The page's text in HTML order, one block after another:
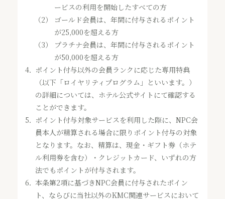
ービスの利用を開始したすべての方
（2）
ゴールド会員は、年間に付与されるポイント
が25,000を超える方
（3）
プラチナ会員は、年間に付与されるポイント
が50,000を超える方
4． ポイント付与以外の会員ランクに応じた専用特典
（以下「ロイヤリティプログラム」といいます。）
の詳細については、ホテル公式サイトにて確認する
ことができます。
5． ポイント付与対象サービスを利用した際に、NPC会
員本人が精算される場合に限りポイント付与の対象
となります。なお、精算は、現金・ギフト券（ホテ
ル利用券を含む）・クレジットカード、いずれの方
法でもポイントが付与されます。
6．本条第2項に基づきNPC会員に付与されたポイン
ト、ならびに当社以外のKMC関連サービスにおいて